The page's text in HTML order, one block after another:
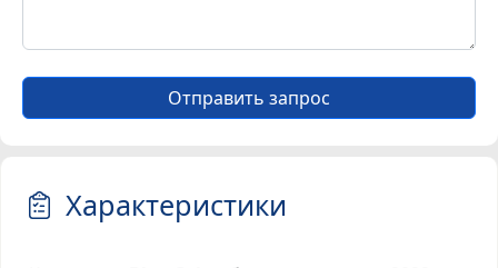
Отправить запрос
Характеристики